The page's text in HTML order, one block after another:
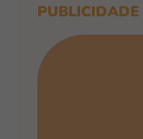
PUBLICIDADE